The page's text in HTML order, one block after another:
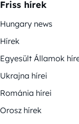
Friss hírek
Hungary news
Hírek
Egyesült Államok
Ukrajna hírei
Románia hírei
Orosz hírek